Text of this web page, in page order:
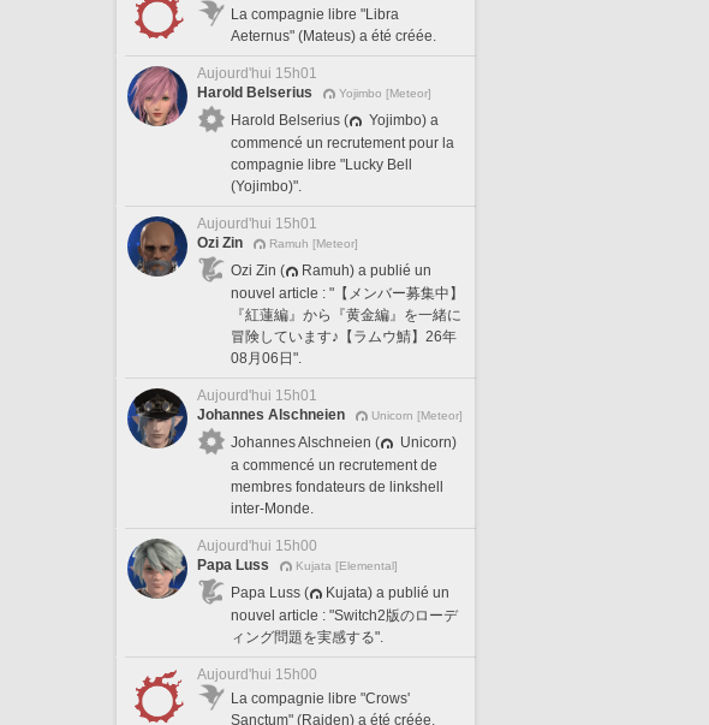
La compagnie libre "Libra
Aeternus" (Mateus) a été créée.
Aujourd'hui 15h01
Harold Belserius
Yojimbo [Meteor]
Harold Belserius (
Yojimbo) a
commencé un recrutement pour la
compagnie libre "Lucky Bell
(Yojimbo)".
Aujourd'hui 15h01
Ozi Zin
Ramuh [Meteor]
Ozi Zin (
Ramuh) a publié un
nouvel article : "【メンバー募集中】
『紅蓮編』から『黄金編』を一緒に
冒険しています♪【ラムウ鯖】26年
08月06日".
Aujourd'hui 15h01
Johannes Alschneien
Unicorn [Meteor]
Johannes Alschneien (
Unicorn)
a commencé un recrutement de
membres fondateurs de linkshell
inter-Monde.
Aujourd'hui 15h00
Papa Luss
Kujata [Elemental]
Papa Luss (
Kujata) a publié un
nouvel article : "Switch2版のローデ
ィング問題を実感する".
Aujourd'hui 15h00
La compagnie libre "Crows'
Sanctum" (Raiden) a été créée.